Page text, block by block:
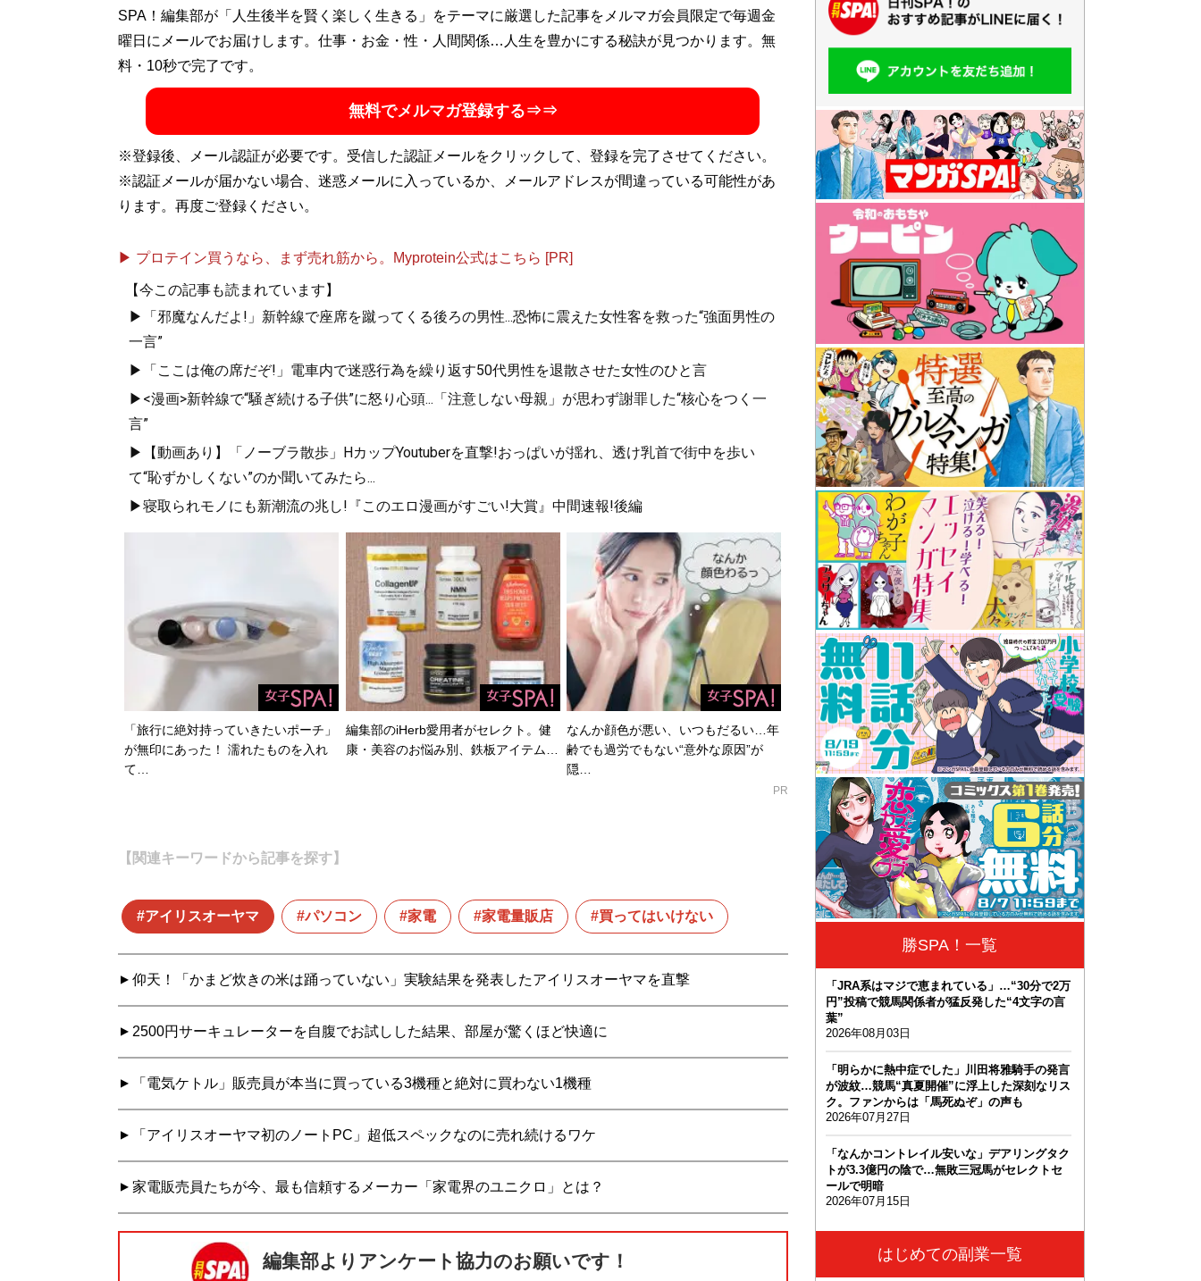
関東近郊の家電量販店で10年以上働く現役販売員。黒物から白物までジャンルを問わずさまざまな売り
場を担当。実績が認められて大型店の店長を務めた経験もあるが、接客のほうが性に合うため、本部に
直訴し現場復帰を果たす
SPA！編集部が「人生後半を賢く楽しく生きる」をテーマに厳選した記事をメルマガ会員限定で毎週金
曜日にメールでお届けします。仕事・お金・性・人間関係…人生を豊かにする秘訣が見つかります。無
料・10秒で完了です。
無料でメルマガ登録する⇒⇒
※登録後、メール認証が必要です。受信した認証メールをクリックして、登録を完了させてください。
※認証メールが届かない場合、迷惑メールに入っているか、メールアドレスが間違っている可能性があ
ります。再度ご登録ください。
▶ プロテイン買うなら、まず売れ筋から。Myprotein公式はこちら [PR]
【今この記事も読まれています】
▶「邪魔なんだよ!」新幹線で座席を蹴ってくる後ろの男性...恐怖に震えた女性客を救った“強面男性の
一言”
▶「ここは俺の席だぞ!」電車内で迷惑行為を繰り返す50代男性を退散させた女性のひと言
▶<漫画>新幹線で“騒ぎ続ける子供”に怒り心頭...「注意しない母親」が思わず謝罪した“核心をつく一
言”
▶【動画あり】「ノーブラ散歩」HカップYoutuberを直撃!おっぱいが揺れ、透け乳首で街中を歩い
て“恥ずかしくない”のか聞いてみたら...
▶寝取られモノにも新潮流の兆し!『このエロ漫画がすごい!大賞』中間速報!後編
「旅行に絶対持っていきたいポーチ」
が無印にあった！ 濡れたものを入れ
て…
編集部のiHerb愛用者がセレクト。健
康・美容のお悩み別、鉄板アイテム…
なんか顔色が悪い、いつもだるい…年
齢でも過労でもない“意外な原因”が
隠…
PR
【関連キーワードから記事を探す】
アイリスオーヤマ パソコン 家電 家電量販店 買ってはいけない
仰天！「かまど炊きの米は踊っていない」実験結果を発表したアイリスオーヤマを直撃
2500円サーキュレーターを自腹でお試しした結果、部屋が驚くほど快適に
「電気ケトル」販売員が本当に買っている3機種と絶対に買わない1機種
「アイリスオーヤマ初のノートPC」超低スペックなのに売れ続けるワケ
家電販売員たちが今、最も信頼するメーカー「家電界のユニクロ」とは？
勝SPA！一覧
「JRA系はマジで恵まれている」…“30分で2万
円”投稿で競馬関係者が猛反発した“4文字の言
葉”
2026年08月03日
「明らかに熱中症でした」川田将雅騎手の発言
が波紋…競馬“真夏開催”に浮上した深刻なリス
ク。ファンからは「馬死ぬぞ」の声も
2026年07月27日
「なんかコントレイル安いな」デアリングタク
トが3.3億円の陰で…無敗三冠馬がセレクトセ
ールで明暗
2026年07月15日
はじめての副業一覧